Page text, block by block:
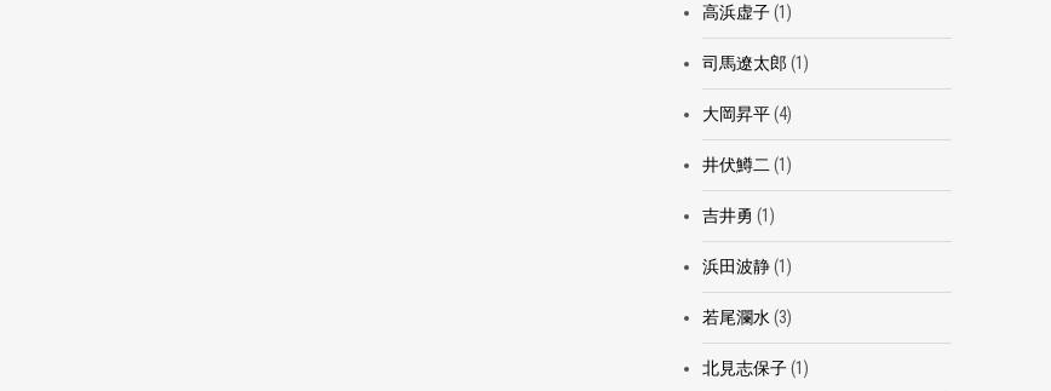
高浜虚子(1)
司馬遼太郎 (1)
大岡昇平(4)
井伏鱒二 (1)
吉井勇 (1)
浜田波静(1)
若尾瀾水 (3)
北見志保子(1)